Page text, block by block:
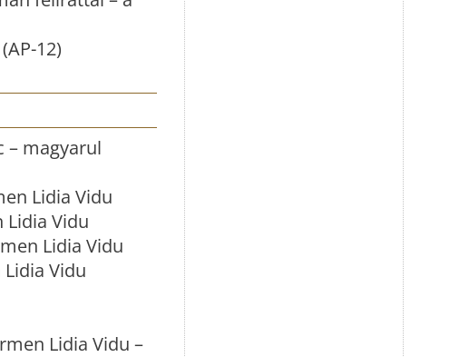
12)
– magyarul
Lidia Vidu
Vidu
Lidia Vidu
Vidu
Lidia Vidu –